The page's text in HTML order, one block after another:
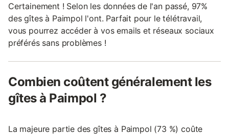
Certainement ! Selon les données de l'an passé, 97%
des gîtes à Paimpol l'ont. Parfait pour le télétravail,
vous pourrez accéder à vos emails et réseaux sociaux
préférés sans problèmes !
Combien coûtent généralement les
gîtes à Paimpol ?
La majeure partie des gîtes à Paimpol (73 %) coûte